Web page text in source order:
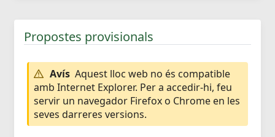
Propostes provisionals
Avís Aquest lloc web no és compatible
amb Internet Explorer. Per a accedir-hi, feu
servir un navegador Firefox o Chrome en les
seves darreres versions.